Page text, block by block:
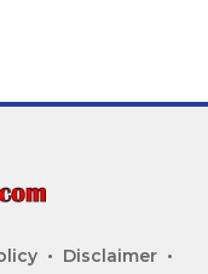
Disclaimer